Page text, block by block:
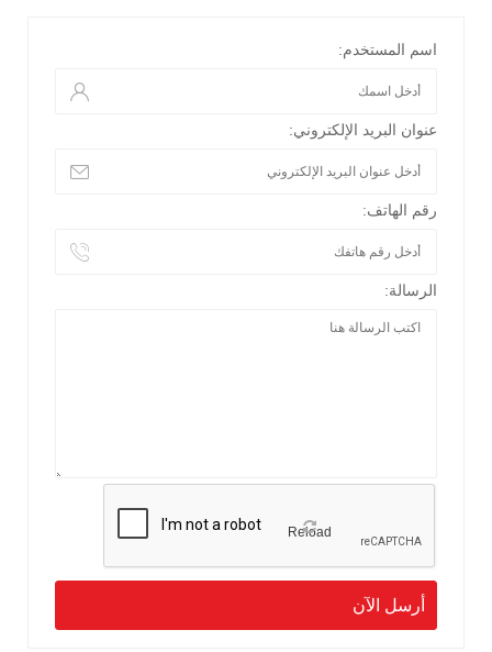
اسم المستخدم:
عنوان البريد الإلكتروني:
رقم الهاتف:
الرسالة:
Reload